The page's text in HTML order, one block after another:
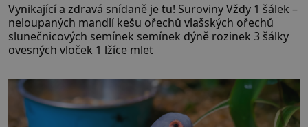
Vynikající a zdravá snídaně je tu! Suroviny Vždy 1 šálek –
neloupaných mandlí kešu ořechů vlašských ořechů
slunečnicových semínek semínek dýně rozinek 3 šálky
ovesných vloček 1 lžíce mlet